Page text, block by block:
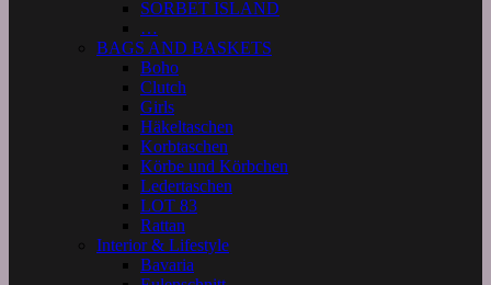
SORBET ISLAND
…
BAGS AND BASKETS
Boho
Clutch
Girls
Häkeltaschen
Korbtaschen
Körbe und Körbchen
Ledertaschen
LOT 83
Rattan
Interior & Lifestyle
Bavaria